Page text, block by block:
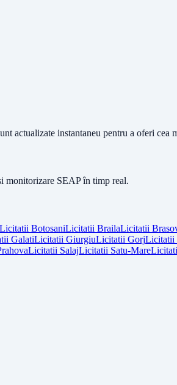
actualizate instantaneu pentru a oferi cea
monitorizare SEAP în timp real.
Licitatii BotosaniLicitatii BrailaLicitatii
GalatiLicitatii GiurgiuLicitatii GorjLicitatii
Licitatii SalajLicitatii Satu-Mare